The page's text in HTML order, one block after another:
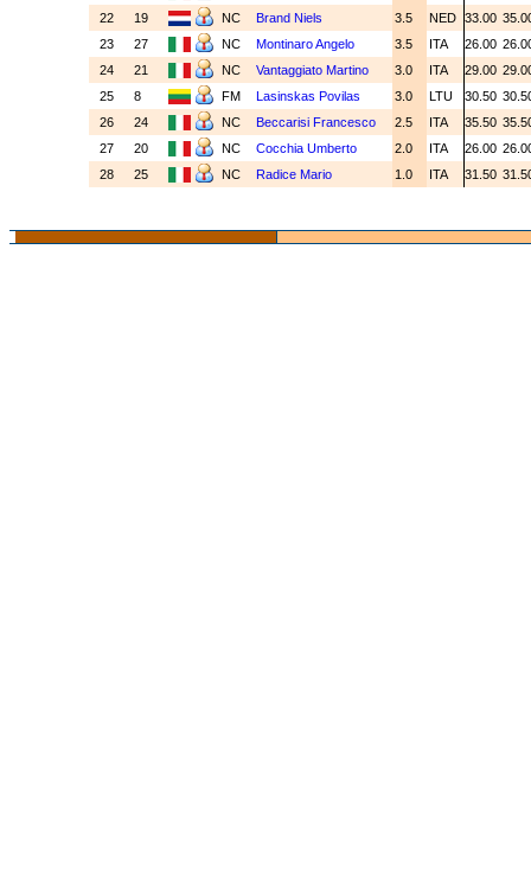
22
19 NC Brand Niels 3.5 NED 33.00
23
27 NC Montinaro Angelo 3.5 ITA 26.00
24
21 NC Vantaggiato Martino 3.0 ITA 29.00
25
8 FM Lasinskas Povilas 3.0 LTU 30.50
26
24 NC Beccarisi Francesco 2.5 ITA 35.50
27
20 NC Cocchia Umberto 2.0 ITA 26.00
28
25 NC Radice Mario 1.0 ITA 31.50